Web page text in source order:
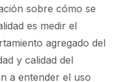
sobre cómo se
es medir el
agregado del
y calidad del
a entender el uso